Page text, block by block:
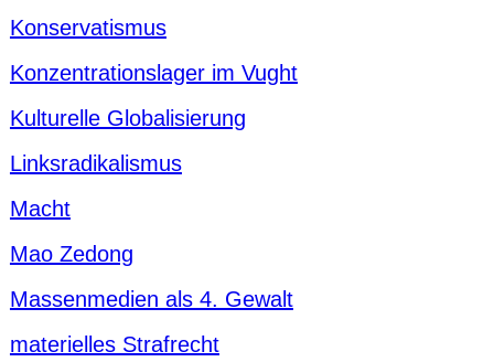
Konservatismus
Konzentrationslager im Vught
Kulturelle Globalisierung
Linksradikalismus
Macht
Mao Zedong
Massenmedien als 4. Gewalt
materielles Strafrecht